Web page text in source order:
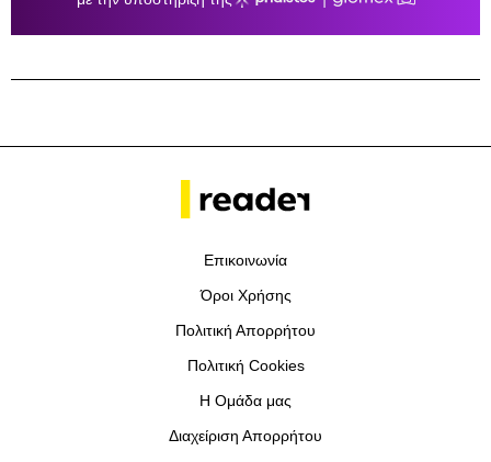
Επικοινωνία
Όροι Χρήσης
Πολιτική Απορρήτου
Πολιτική Cookies
Η Ομάδα μας
Διαχείριση Απορρήτου